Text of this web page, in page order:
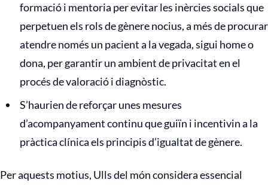
formació i mentoria per evitar les inèrcies socials que
perpetuen els rols de gènere nocius, a més de procurar
atendre només un pacient a la vegada, sigui home o
dona, per garantir un ambient de privacitat en el
procés de valoració i diagnòstic.
S’haurien de reforçar unes mesures
d’acompanyament continu que guiïn i incentivin a la
pràctica clínica els principis d’igualtat de gènere.
Per aquests motius, Ulls del món considera essencial